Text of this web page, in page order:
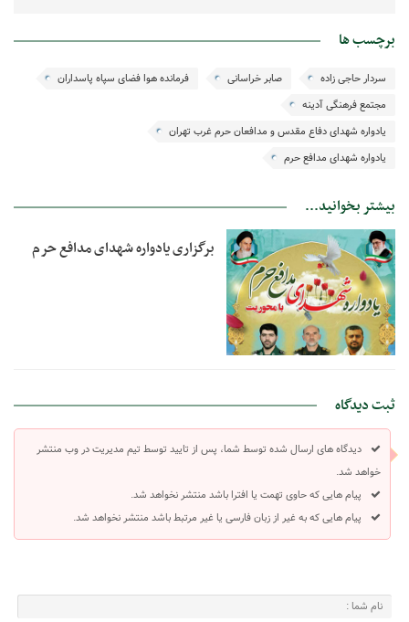
برچسب ها
سردار حاجی زاده صابر خراسانی
فرمانده هوا فضای سپاه پاسداران
مجتمع فرهنگی آدینه
یادواره شهدای دفاع مقدس و مدافعان حرم غرب تهران
یادواره شهدای مدافع حرم
بیشتر بخوانید...
برگزاری یادواره شهدای مدافع حرم
ثبت دیدگاه
دیدگاه های ارسال شده توسط شما، پس از تایید توسط تیم مدیریت در وب منتشر
خواهد شد.
پیام هایی که حاوی تهمت یا افترا باشد منتشر نخواهد شد.
پیام هایی که به غیر از زبان فارسی یا غیر مرتبط باشد منتشر نخواهد شد.